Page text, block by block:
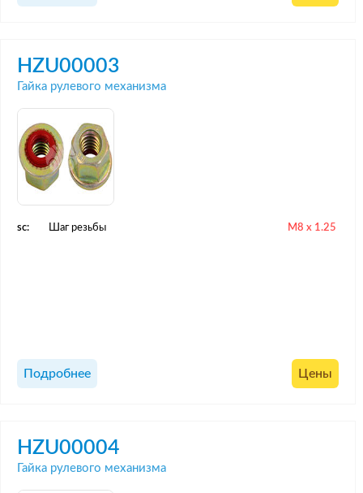
HZU00003
Гайка рулевого механизма
sc: Шаг резьбы M8 x 1.25
Подробнее Цены
HZU00004
Гайка рулевого механизма